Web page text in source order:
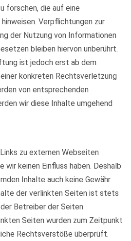
forschen, die auf eine
Verpflichtungen zur
der Nutzung von Informationen
bleiben hiervon unberührt.
ist jedoch erst ab dem
konkreten Rechtsverletzung
von entsprechenden
wir diese Inhalte umgehend
zu externen Webseiten
wir keinen Einfluss haben. Deshalb
Inhalte auch keine Gewähr
der verlinkten Seiten ist stets
Betreiber der Seiten
Seiten wurden zum Zeitpunkt
Rechtsverstöße überprüft.